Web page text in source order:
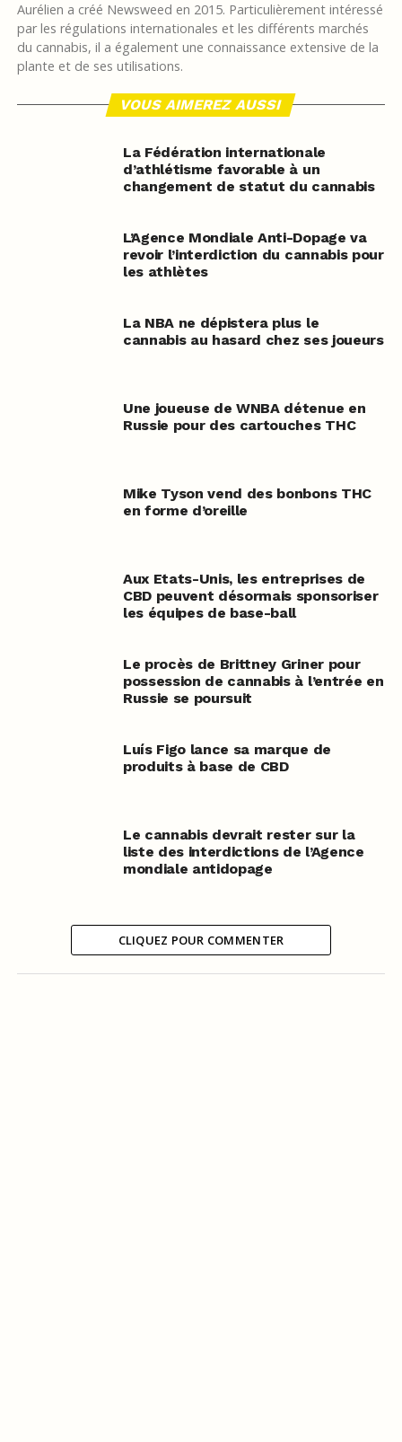
Aurélien a créé Newsweed en 2015. Particulièrement intéressé
par les régulations internationales et les différents marchés
du cannabis, il a également une connaissance extensive de la
plante et de ses utilisations.
VOUS AIMEREZ AUSSI
La Fédération internationale
d’athlétisme favorable à un
changement de statut du cannabis
L’Agence Mondiale Anti-Dopage va
revoir l’interdiction du cannabis pour
les athlètes
La NBA ne dépistera plus le
cannabis au hasard chez ses joueurs
Une joueuse de WNBA détenue en
Russie pour des cartouches THC
Mike Tyson vend des bonbons THC
en forme d’oreille
Aux Etats-Unis, les entreprises de
CBD peuvent désormais sponsoriser
les équipes de base-ball
Le procès de Brittney Griner pour
possession de cannabis à l’entrée en
Russie se poursuit
Luís Figo lance sa marque de
produits à base de CBD
Le cannabis devrait rester sur la
liste des interdictions de l’Agence
mondiale antidopage
CLIQUEZ POUR COMMENTER